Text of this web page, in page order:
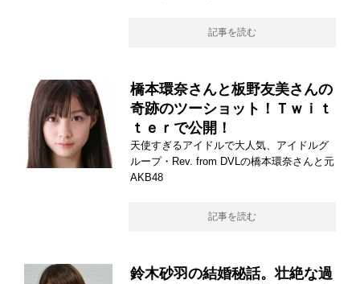
記事を読む
橋本環奈さんと板野友美さんの
奇跡のツーショット！Ｔｗｉｔ
ｔｅｒで公開！
天使すぎるアイドルで大人気、アイドルグ
ループ・Rev. from DVLの橋本環奈さんと元
AKB48
記事を読む
鈴木砂羽の結婚秘話。壮絶な過